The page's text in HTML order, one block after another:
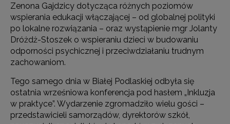
Zenona Gajdzicy dotycząca różnych poziomów
wspierania edukacji włączającej – od globalnej polityki
po lokalne rozwiązania – oraz wystąpienie mgr Jolanty
Dróżdż-Stoszek o wspieraniu dzieci w budowaniu
odporności psychicznej i przeciwdziałaniu trudnym
zachowaniom.
Tego samego dnia w Białej Podlaskiej odbyła się
ostatnia wrześniowa konferencja pod hasłem „Inkluzja
w praktyce”. Wydarzenie zgromadziło wielu gości –
przedstawicieli samorządów, dyrektorów szkół,